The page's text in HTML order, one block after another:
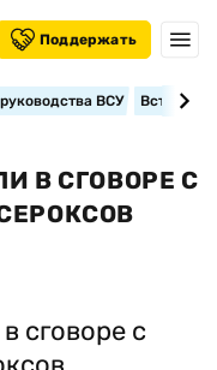
Поддержать
ВСУ
В СГОВОРЕ С